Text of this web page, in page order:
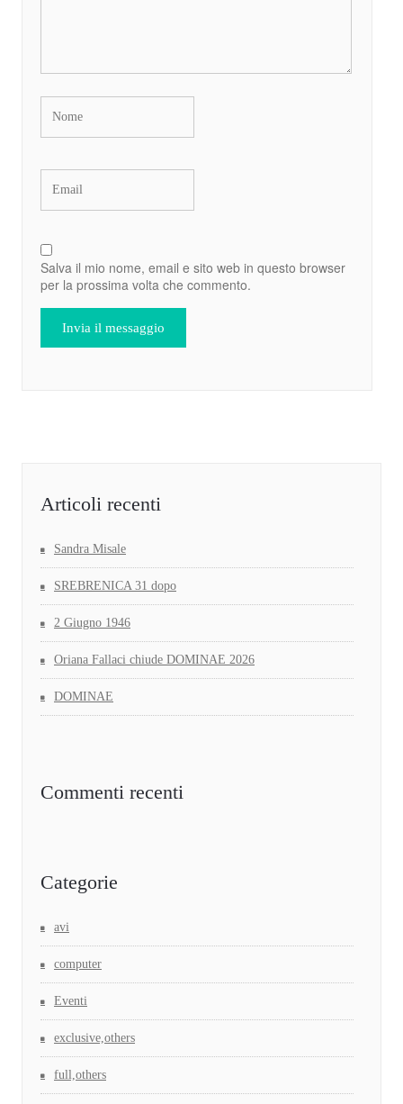
Salva il mio nome, email e sito web in questo browser
per la prossima volta che commento.
Articoli recenti
Sandra Misale
SREBRENICA 31 dopo
2 Giugno 1946
Oriana Fallaci chiude DOMINAE 2026
DOMINAE
Commenti recenti
Categorie
avi
computer
Eventi
exclusive,others
full,others